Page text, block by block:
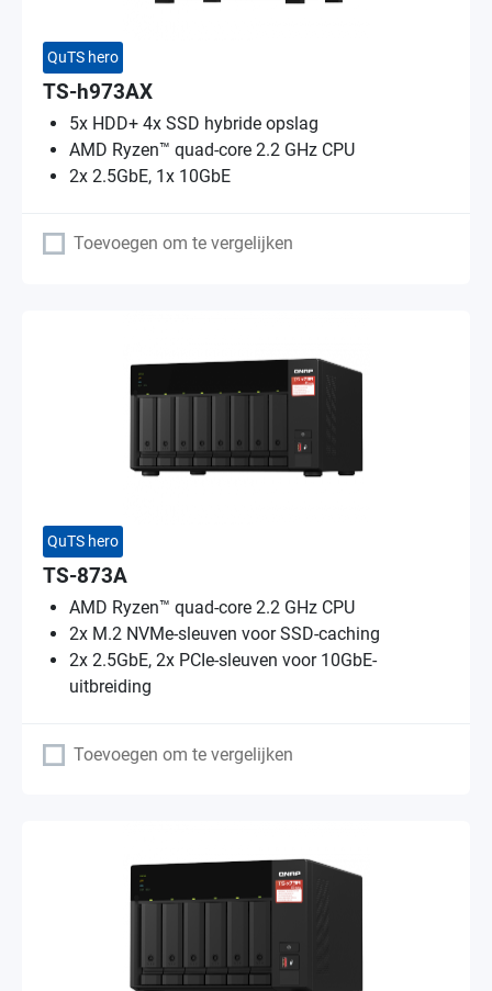
QuTS hero
TS-h973AX
5x HDD+ 4x SSD hybride opslag
AMD Ryzen™ quad-core 2.2 GHz CPU
2x 2.5GbE, 1x 10GbE
Toevoegen om te vergelijken
QuTS hero
TS-873A
AMD Ryzen™ quad-core 2.2 GHz CPU
2x M.2 NVMe-sleuven voor SSD-caching
2x 2.5GbE, 2x PCIe-sleuven voor 10GbE-
uitbreiding
Toevoegen om te vergelijken